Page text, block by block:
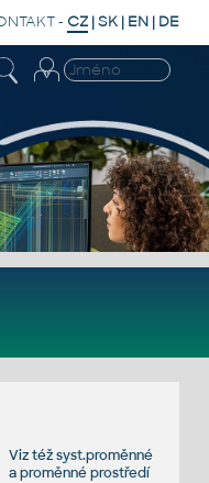
- CZ |SK | EN | DE
Viz téžsyst.proměnné
aproměnné prostředí